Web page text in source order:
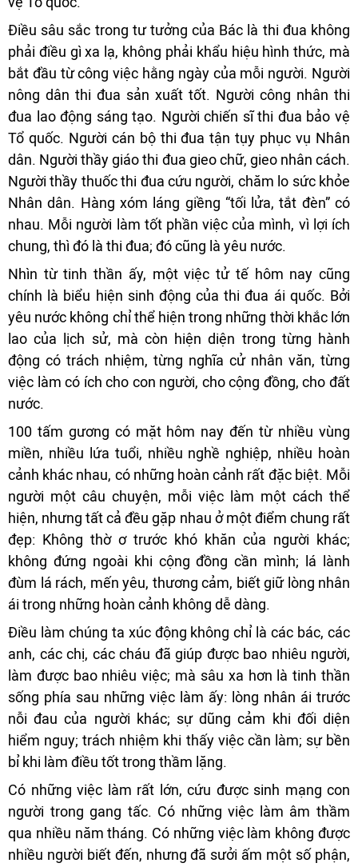
Điều sâu sắc trong tư tưởng của Bác là thi đua không
phải điều gì xa lạ, không phải khẩu hiệu hình thức, mà
bắt đầu từ công việc hằng ngày của mỗi người. Người
nông dân thi đua sản xuất tốt. Người công nhân thi
đua lao động sáng tạo. Người chiến sĩ thi đua bảo vệ
Tổ quốc. Người cán bộ thi đua tận tụy phục vụ Nhân
dân. Người thầy giáo thi đua gieo chữ, gieo nhân cách.
Người thầy thuốc thi đua cứu người, chăm lo sức khỏe
Nhân dân. Hàng xóm láng giềng “tối lửa, tắt đèn” có
nhau. Mỗi người làm tốt phần việc của mình, vì lợi ích
chung, thì đó là thi đua; đó cũng là yêu nước.
Nhìn từ tinh thần ấy, một việc tử tế hôm nay cũng
chính là biểu hiện sinh động của thi đua ái quốc. Bởi
yêu nước không chỉ thể hiện trong những thời khắc lớn
lao của lịch sử, mà còn hiện diện trong từng hành
động có trách nhiệm, từng nghĩa cử nhân văn, từng
việc làm có ích cho con người, cho cộng đồng, cho đất
nước.
100 tấm gương có mặt hôm nay đến từ nhiều vùng
miền, nhiều lứa tuổi, nhiều nghề nghiệp, nhiều hoàn
cảnh khác nhau, có những hoàn cảnh rất đặc biệt. Mỗi
người một câu chuyện, mỗi việc làm một cách thể
hiện, nhưng tất cả đều gặp nhau ở một điểm chung rất
đẹp: Không thờ ơ trước khó khăn của người khác;
không đứng ngoài khi cộng đồng cần mình; lá lành
đùm lá rách, mến yêu, thương cảm, biết giữ lòng nhân
ái trong những hoàn cảnh không dễ dàng.
Điều làm chúng ta xúc động không chỉ là các bác, các
anh, các chị, các cháu đã giúp được bao nhiêu người,
làm được bao nhiêu việc; mà sâu xa hơn là tinh thần
sống phía sau những việc làm ấy: lòng nhân ái trước
nỗi đau của người khác; sự dũng cảm khi đối diện
hiểm nguy; trách nhiệm khi thấy việc cần làm; sự bền
bỉ khi làm điều tốt trong thầm lặng.
Có những việc làm rất lớn, cứu được sinh mạng con
người trong gang tấc. Có những việc làm âm thầm
qua nhiều năm tháng. Có những việc làm không được
nhiều người biết đến, nhưng đã sưởi ấm một số phận,